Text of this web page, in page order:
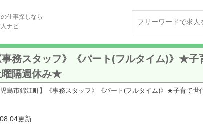
仕事探しなら
ナビ
事務スタッフ》《パート(フルタイム)》★
曜隔週休み★
児島市錦江町】《事務スタッフ》《パート(フルタイム)》★子育て
更新